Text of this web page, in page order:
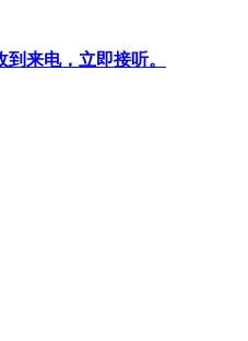
来电，立即接听。